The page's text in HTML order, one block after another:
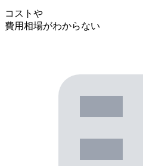
コストや
費用相場がわからない